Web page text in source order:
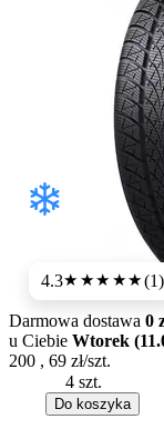
4.3★★★★★(1)
Dostępność:
Darmowa dostawa 0
u Ciebie Wtorek
200 , 69 zł/szt.
Do koszyka